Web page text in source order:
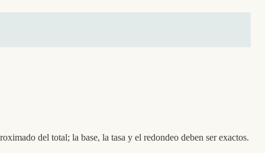
del total; la base, la tasa y el redondeo deben ser exactos.